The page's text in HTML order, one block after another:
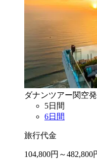
ダナンツアー関空発
5日間
6日間
旅行代金
104,800円～482,800